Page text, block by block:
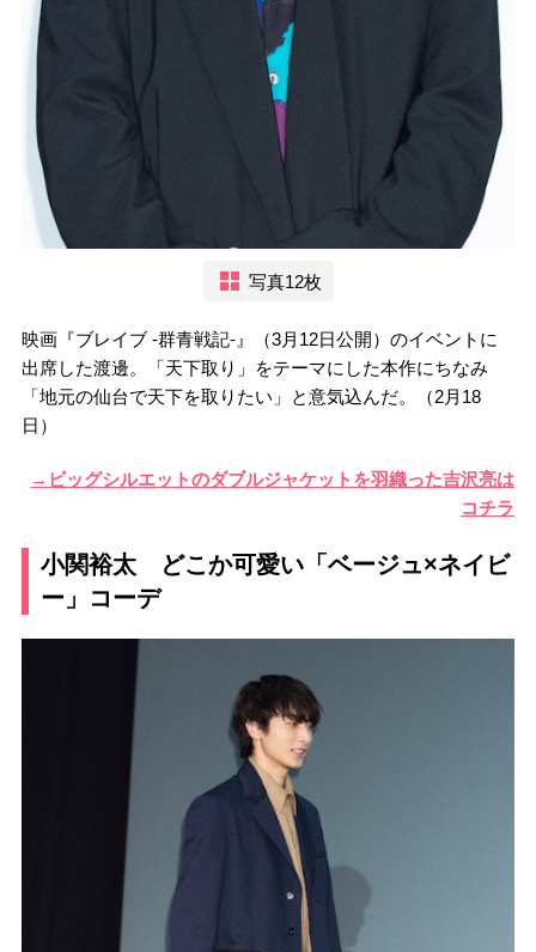
写真12枚
映画『ブレイブ -群青戦記-』（3月12日公開）のイベントに
出席した渡邊。「天下取り」をテーマにした本作にちなみ
「地元の仙台で天下を取りたい」と意気込んだ。（2月18
日）
→ビッグシルエットのダブルジャケットを羽織った吉沢亮は
コチラ
小関裕太 どこか可愛い「ベージュ×ネイビ
ー」コーデ